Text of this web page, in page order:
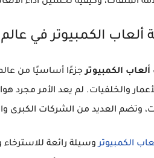
الملفات، وكيفية تحسين أداء
ألعاب الكمبيوتر في عالم
ألعاب الكمبيوترجزءًا أساسيًا من
والخلفيات. لم يعد الأمر
وتضم العديد من الشركات الكبرى
الكمبيوتروسيلة رائعة للاسترخاء